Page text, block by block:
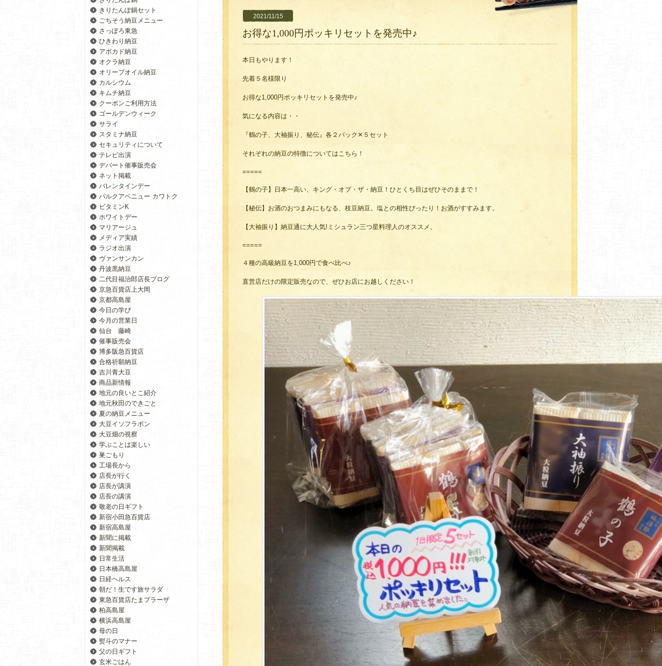
2021/11/15
お得な1,000円ポッキリセットを発売中♪
本日もやります！
先着５名様限り
お得な1,000円ポッキリセットを発売中♪
気になる内容は・・
『鶴の子、大袖振り、秘伝』各２パック✕５セット
それぞれの納豆の特徴についてはこちら！
=====
【鶴の子】日本一高い、キング・オブ・ザ・納豆！ひとくち目はぜひそのままで！
【秘伝】お酒のおつまみにもなる、枝豆納豆。塩との相性ぴったり！お酒がすすみます。
【大袖振り】納豆通に大人気!ミシュラン三つ星料理人のオススメ。
=====
４種の高級納豆を1,000円で食べ比べ♪
直営店だけの限定販売なので、ぜひお店にお越しください！
きりたんぽ鍋セット
ごちそう納豆メニュー
さっぽろ東急
ひきわり納豆
アボカド納豆
オクラ納豆
オリーブオイル納豆
カルシウム
キムチ納豆
クーポンご利用方法
ゴールデンウィーク
サライ
スタミナ納豆
セキュリティについて
テレビ出演
デパート催事販売会
ネット掲載
バレンタインデー
パルクアベニュー カワトク
ビタミンK
ホワイトデー
マリアージュ
メディア実績
ラジオ出演
ヴァンサンカン
丹波黒納豆
二代目福治郎店長ブログ
京急百貨店上大岡
京都高島屋
今日の学び
今月の営業日
仙台 藤崎
催事販売会
博多阪急百貨店
合格祈願納豆
吉川青大豆
商品新情報
地元の良いとこ紹介
地元秋田のできごと
夏の納豆メニュー
大豆イソフラボン
大豆畑の視察
学ぶことは楽しい
巣ごもり
工場長から
店長が行く
店長が講演
店長の講演
敬老の日ギフト
新宿小田急百貨店
新宿高島屋
新聞に掲載
新聞掲載
日常生活
日本橋高島屋
日経ヘルス
朝だ！生です旅サラダ
東急百貨店たまプラーザ
柏高島屋
横浜高島屋
母の日
熨斗のマナー
父の日ギフト
玄米ごはん